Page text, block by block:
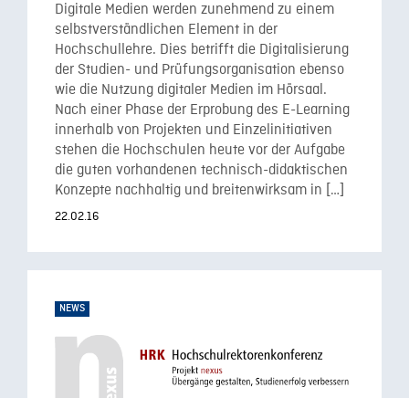
Digitale Medien werden zunehmend zu einem
selbstverständlichen Element in der
Hochschullehre. Dies betrifft die Digitalisierung
der Studien- und Prüfungsorganisation ebenso
wie die Nutzung digitaler Medien im Hörsaal.
Nach einer Phase der Erprobung des E-Learning
innerhalb von Projekten und Einzelinitiativen
stehen die Hochschulen heute vor der Aufgabe
die guten vorhandenen technisch-didaktischen
Konzepte nachhaltig und breitenwirksam in […]
22.02.16
NEWS